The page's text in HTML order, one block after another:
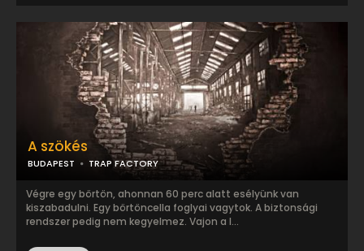
A szökés
BUDAPEST TRAP FACTORY
Végre egy börtön, ahonnan 60 perc alatt esélyünk van
kiszabadulni. Egy börtöncella foglyai vagytok. A biztonsági
rendszer pedig nem kegyelmez. Vajon a l...